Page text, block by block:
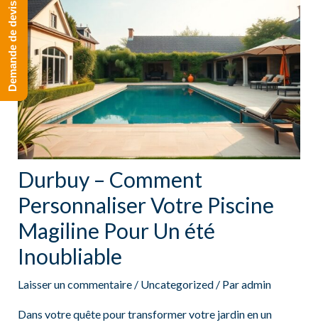
Durbuy – Comment
Personnaliser Votre Piscine
Magiline Pour Un été
Inoubliable
Laisser un commentaire / Uncategorized/ Paradmin
Dans votre quête pour transformer votre jardin en un
Demande de devis